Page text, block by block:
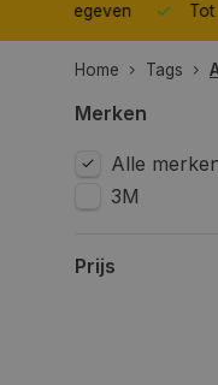
Tot 30 dagen
Home Tags
Merken
Alle
3M
Prijs